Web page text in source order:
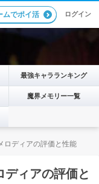
ムでポイ活 ログイン
最強キャラランキング
魔界メモリー一覧
ロディアの評価と性能
ディアの評価と